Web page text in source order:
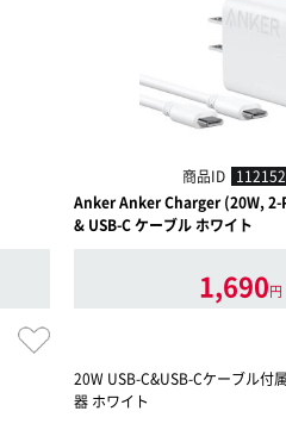
商品ID
Anker Anker Charger (20W,
& USB-C ケーブル ホワイト
1,690円
20W USB-C&USB-Cケーブル付
器 ホワイト